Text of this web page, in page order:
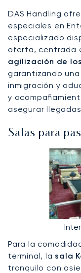
DAS Handling
especiales en
especializado
oferta, centrada
agilización de
garantizando
inmigración y
y
asegurar
Salas para
Para la
terminal, lasala
tranquilo con